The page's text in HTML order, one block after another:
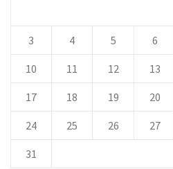
3 4 5 6
10 11 12 13
17 18 19 20
24 25 26 27
31